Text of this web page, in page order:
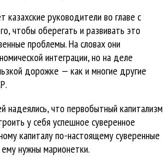
руководители во главе с
чтобы оберегать и развивать это
проблемы. На словах они
интеграции, но на деле
дорожке — как и многие другие
надеялись, что первобытный капитализм
у себя успешное суверенное
капиталу по-настоящему суверенные
нужны марионетки.